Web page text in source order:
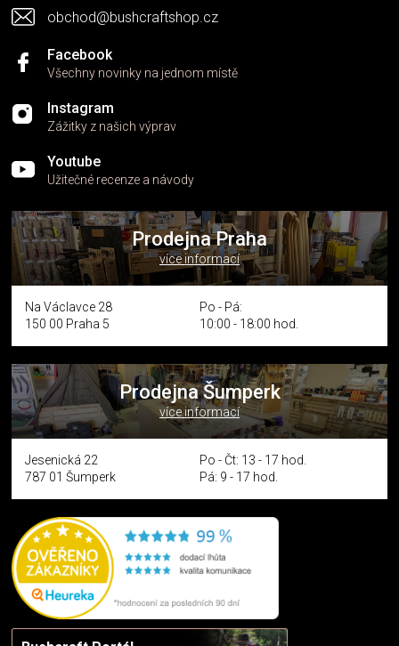
obchod@bushcraftshop.cz
Facebook
Všechny novinky na jednom místě
Instagram
Zážitky z našich výprav
Youtube
Užitečné recenze a návody
Prodejna Praha
více informací
Na Václavce 28
150 00 Praha 5
Po - Pá:
10:00 - 18:00 hod.
Prodejna Šumperk
více informací
Jesenická 22
787 01 Šumperk
Po - Čt: 13 - 17 hod.
Pá: 9 - 17 hod.